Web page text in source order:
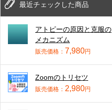
最近チェックした商品
アトピーの原因と克服の
メカニズム
販売価格： 7,980円
Zoomのトリセツ
販売価格： 2,980円